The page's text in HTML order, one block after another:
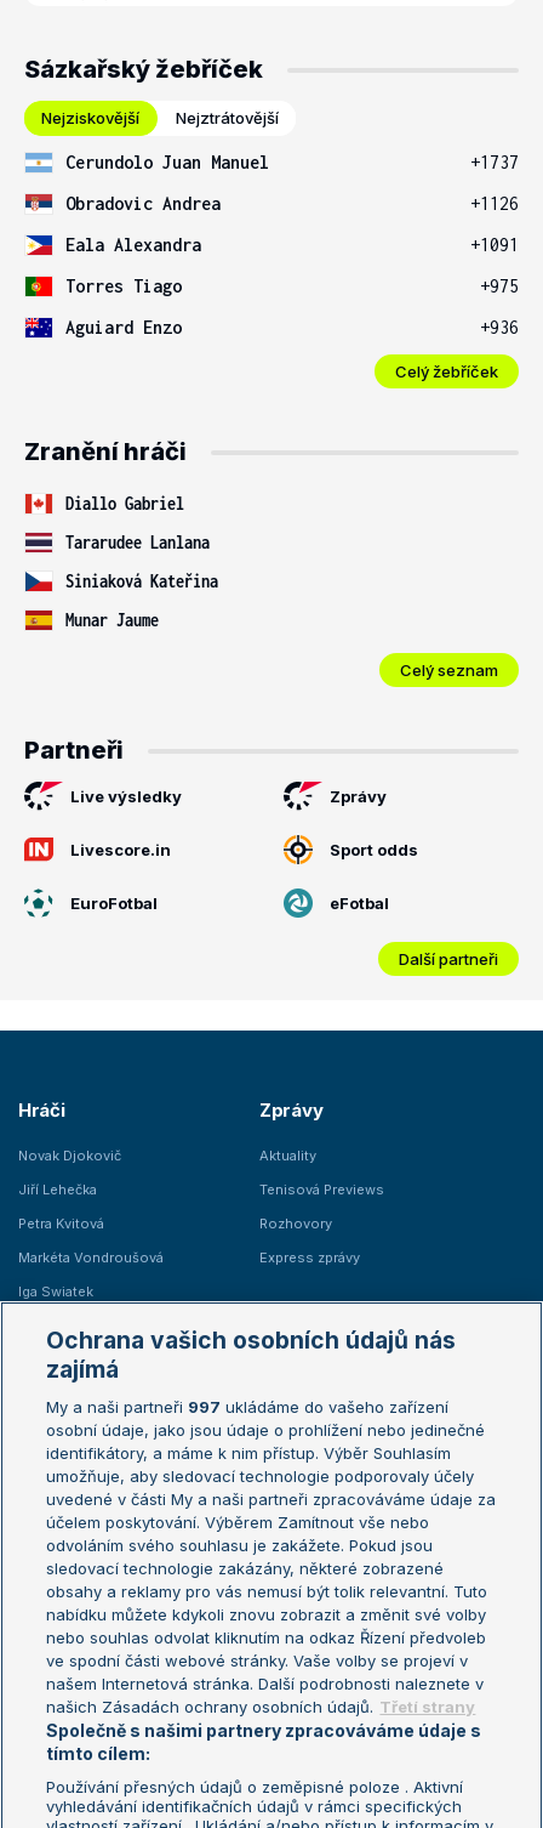
Sázkařský žebříček
Nejziskovější Nejztrátovější
Cerundolo Juan Manuel
+1737
Obradovic Andrea
+1126
Eala Alexandra
+1091
Torres Tiago
+975
Aguiard Enzo
+936
Celý žebříček
Zranění hráči
Diallo Gabriel
Tararudee Lanlana
Siniaková Kateřina
Munar Jaume
Celý seznam
Partneři
Live výsledky Zprávy
Livescore.in Sport odds
EuroFotbal eFotbal
Další partneři
Hráči
Novak Djokovič
Jiří Lehečka
Petra Kvitová
Markéta Vondroušová
Iga Swiatek
Zprávy
Aktuality
Tenisová Previews
Rozhovory
Express zprávy
Žebříčky
Žebříček ATP (muži)
Žebříček WTA (ženy)
Sázkařský žebříček
Australian Open
French Open
Wimbledon
US Open
Turnaj mistrů
Turnaj mistryň
Aktualní trendy
Fotbalové přestupy
Livesport Daily
LS Prague Open
Ochrana vašich osobních údajů nás
zajímá
My a naši partneři 997 ukládáme do vašeho zařízení
osobní údaje, jako jsou údaje o prohlížení nebo jedinečné
identifikátory, a máme k nim přístup. Výběr Souhlasím
umožňuje, aby sledovací technologie podporovaly účely
uvedené v části My a naši partneři zpracováváme údaje za
účelem poskytování. Výběrem Zamítnout vše nebo
odvoláním svého souhlasu je zakážete. Pokud jsou
sledovací technologie zakázány, některé zobrazené
obsahy a reklamy pro vás nemusí být tolik relevantní. Tuto
nabídku můžete kdykoli znovu zobrazit a změnit své volby
nebo souhlas odvolat kliknutím na odkaz Řízení předvoleb
ve spodní části webové stránky. Vaše volby se projeví v
našem Internetová stránka. Další podrobnosti naleznete v
našich Zásadách ochrany osobních údajů. Třetí strany
Společně s našimi partnery zpracováváme údaje s
tímto cílem:
Používání přesných údajů o zeměpisné poloze . Aktivní
vyhledávání identifikačních údajů v rámci specifických